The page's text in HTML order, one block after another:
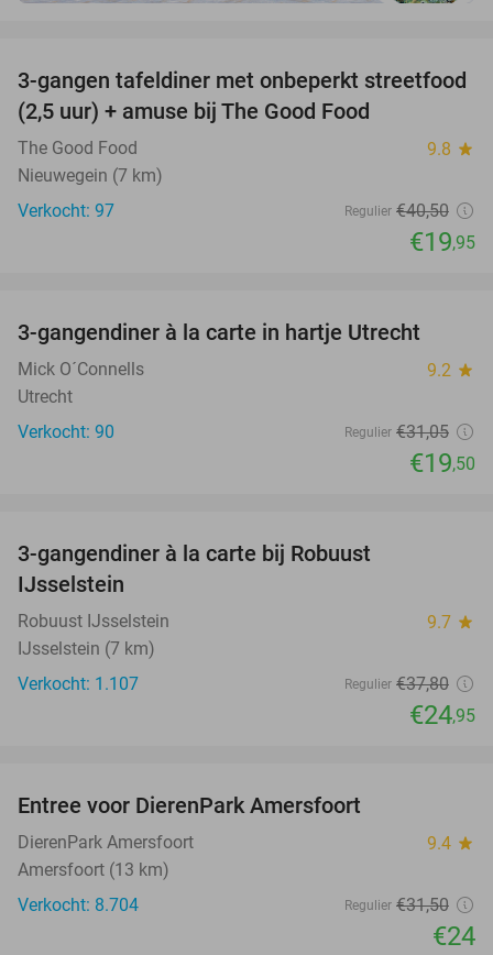
51%
3-gangen tafeldiner met onbeperkt streetfood
(2,5 uur) + amuse bij The Good Food
The Good Food 9.8 star
Nieuwegein (7 km)
Verkocht: 97
Regulier €40,50
€19,95
3-gangendiner à la carte in hartje Utrecht
Mick O´Connells 9.2 star
Utrecht
Verkocht: 90
Regulier €31,05
€19,50
3-gangendiner à la carte bij Robuust
IJsselstein
Robuust IJsselstein 9.7 star
IJsselstein (7 km)
Verkocht: 1.107
Regulier €37,80
€24,95
Entree voor DierenPark Amersfoort
DierenPark Amersfoort 9.4 star
Amersfoort (13 km)
Verkocht: 8.704
Regulier €31,50
€24